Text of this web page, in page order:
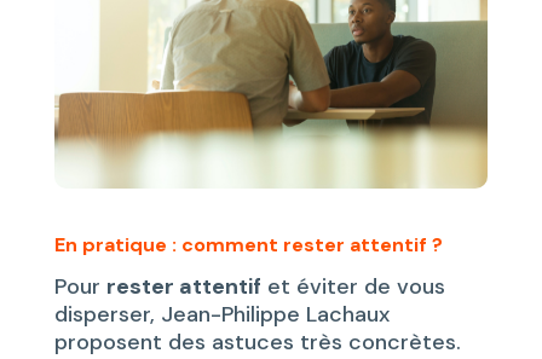
En pratique : comment rester attentif ?
Pour rester attentif et éviter de vous
disperser, Jean-Philippe Lachaux
proposent des astuces très concrètes.